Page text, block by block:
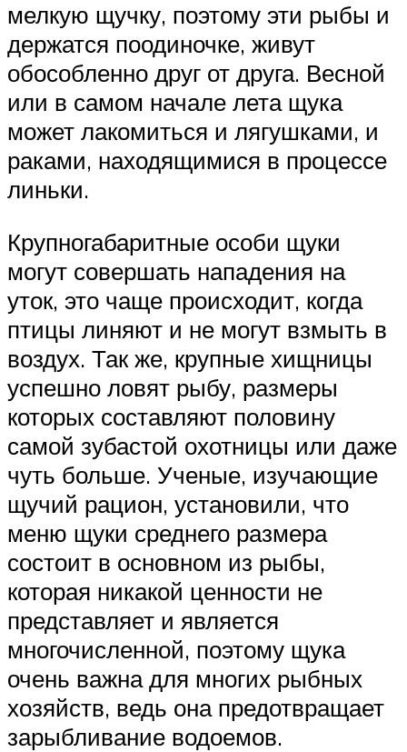
мелкую щучку, поэтому эти рыбы и
держатся поодиночке, живут
обособленно друг от друга. Весной
или в самом начале лета щука
может лакомиться и лягушками, и
раками, находящимися в процессе
линьки.
Крупногабаритные особи щуки
могут совершать нападения на
уток, это чаще происходит, когда
птицы линяют и не могут взмыть в
воздух. Так же, крупные хищницы
успешно ловят рыбу, размеры
которых составляют половину
самой зубастой охотницы или даже
чуть больше. Ученые, изучающие
щучий рацион, установили, что
меню щуки среднего размера
состоит в основном из рыбы,
которая никакой ценности не
представляет и является
многочисленной, поэтому щука
очень важна для многих рыбных
хозяйств, ведь она предотвращает
зарыбливание водоемов.